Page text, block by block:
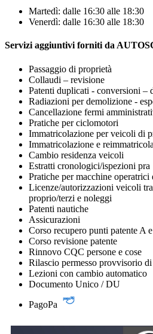
Martedì: dalle 16:30 alle 18:30
Venerdì: dalle 16:30 alle 18:30
Servizi aggiuntivi forniti da
Passaggio di proprietà
Collaudi – revisione
Patenti duplicati - conversioni –
Radiazioni per demolizione -
Cancellazione fermi
Pratiche per ciclomotori
Immatricolazione per veicoli di
Immatricolazione e
Cambio residenza veicoli
Estratti cronologici/ispezioni pra
Pratiche per macchine operatrici
Licenze/autorizzazioni veicoli
proprio/terzi e noleggi
Patenti nautiche
Assicurazioni
Corso recupero punti patente A
Corso revisione patente
Rinnovo CQC persone e cose
Rilascio permesso provvisorio
Lezioni con cambio automatico
Documento Unico / DU
PagoPa